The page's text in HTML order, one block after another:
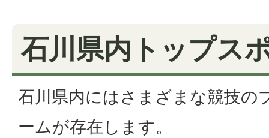
石川県内トップス
石川県内にはさまざまな競技の
ームが存在します。